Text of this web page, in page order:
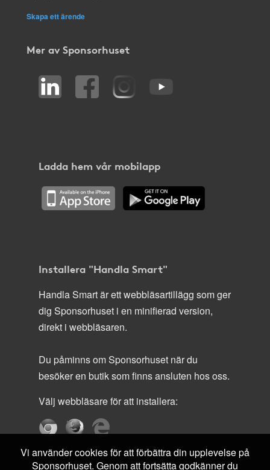
Skapa ett ärende
Mer av Sponsorhuset
Ladda hem vår mobilapp
Installera "Handla Smart"
Handla Smart är ett webbläsartillägg som ger
dig Sponsorhuset i en minifierad version,
direkt i webbläsaren.
Du påminns om Sponsorhuset när du
besöker en butik som finns ansluten hos oss.
Välj webbläsare för att installera:
Vi använder cookies för att förbättra din upplevelse på
Sponsorhuset. Genom att fortsätta godkänner du